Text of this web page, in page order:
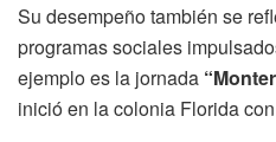
Su desempeño también se
programas sociales
ejemplo es la jornada
inició en la colonia Florida